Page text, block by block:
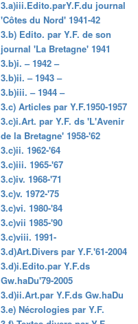
3.a)iii.Edito.parY.F.du journal
'Côtes du Nord' 1941-42
3.b) Edito. par Y.F. de son
journal 'La Bretagne' 1941
3.b)i. – 1942 –
3.b)ii. – 1943 –
3.b)iii. – 1944 –
3.c) Articles par Y.F.1950-1957
3.c)i.Art. par Y.F. ds 'L'Avenir
de la Bretagne' 1958-'62
3.c)ii. 1962-'64
3.c)iii. 1965-'67
3.c)iv. 1968-'71
3.c)v. 1972-'75
3.c)vi. 1980-'84
3.c)vii 1985-'90
3.c)viii. 1991-
3.d)Art.Divers par Y.F.'61-2004
3.d)i.Edito.par Y.F.ds
Gw.haDu'79-2005
3.d)ii.Art.par Y.F.ds Gw.haDu
3.e) Nécrologies par Y.F.